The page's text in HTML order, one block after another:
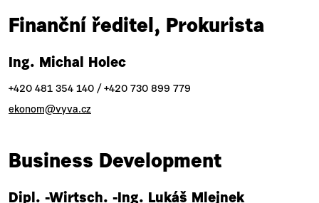
Finanční ředitel, Prokurista
Ing. Michal Holec
+420 481 354 140 / +420 730 899 779
ekonom@vyva.cz
Business Development
Dipl. -Wirtsch. -Ing. Lukáš Mlejnek